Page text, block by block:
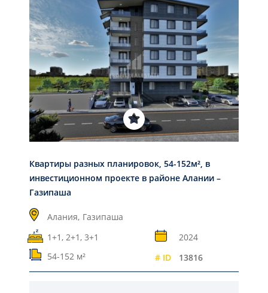
Квартиры разных планировок, 54-152м², в
инвестиционном проекте в районе Алании –
Газипаша
Алания, Газипаша
1+1, 2+1, 3+1
2024
54-152 м²
# ID 13816